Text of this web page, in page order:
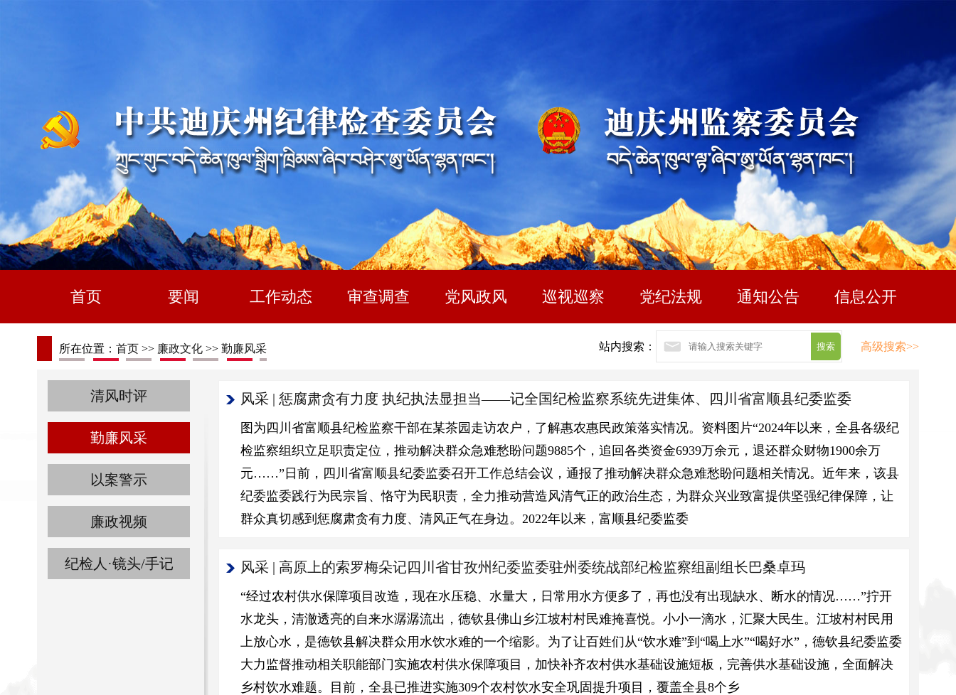
首页 要闻 工作动态 审查调查 党风政风 巡视巡察 党纪法规 通知公告 信息公开
所在位置： 首页 >> 廉政文化 >> 勤廉风采 站内搜索： 高级搜索>>
清风时评
勤廉风采
以案警示
廉政视频
纪检人·镜头/手记
风采 | 惩腐肃贪有力度 执纪执法显担当——记全国纪检监察系统先进集体、四川省富顺县纪委监委
图为四川省富顺县纪检监察干部在某茶园走访农户，了解惠农惠民政策落实情况。资料图片“2024年以来，全县各级纪
检监察组织立足职责定位，推动解决群众急难愁盼问题9885个，追回各类资金6939万余元，退还群众财物1900余万
元……”日前，四川省富顺县纪委监委召开工作总结会议，通报了推动解决群众急难愁盼问题相关情况。近年来，该县
纪委监委践行为民宗旨、恪守为民职责，全力推动营造风清气正的政治生态，为群众兴业致富提供坚强纪律保障，让
群众真切感到惩腐肃贪有力度、清风正气在身边。2022年以来，富顺县纪委监委
风采 | 高原上的索罗梅朵记四川省甘孜州纪委监委驻州委统战部纪检监察组副组长巴桑卓玛
“经过农村供水保障项目改造，现在水压稳、水量大，日常用水方便多了，再也没有出现缺水、断水的情况……”拧开
水龙头，清澈透亮的自来水潺潺流出，德钦县佛山乡江坡村村民难掩喜悦。小小一滴水，汇聚大民生。江坡村村民用
上放心水，是德钦县解决群众用水饮水难的一个缩影。为了让百姓们从“饮水难”到“喝上水”“喝好水”，德钦县纪委监委
大力监督推动相关职能部门实施农村供水保障项目，加快补齐农村供水基础设施短板，完善供水基础设施，全面解决
乡村饮水难题。目前，全县已推进实施309个农村饮水安全巩固提升项目，覆盖全县8个乡